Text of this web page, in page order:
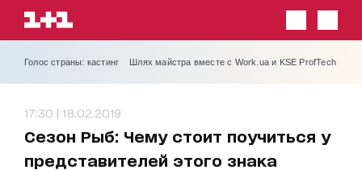
Голос страны: кастинг Шлях майстра вместе с Work.ua и KSE ProfTech
17:30 | 18.02.2019
Сезон Рыб: Чему стоит поучиться у
представителей этого знака